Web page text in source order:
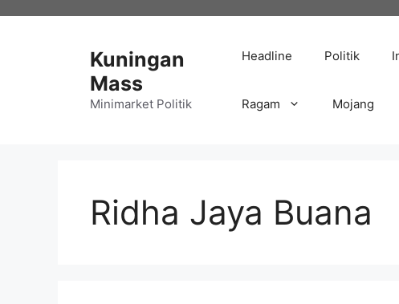
Kuningan
Mass
Minimarket Politik
Headline Politik
Ragam Mojang
Ridha Jaya Buana